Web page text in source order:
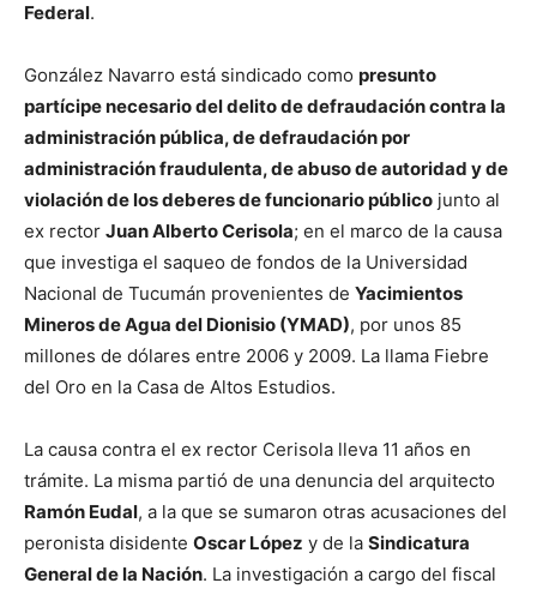
Federal.
González Navarro está sindicado como presunto
partícipe necesario del delito de defraudación contra la
administración pública, de defraudación por
administración fraudulenta, de abuso de autoridad y de
violación de los deberes de funcionario público junto al
ex rector Juan Alberto Cerisola; en el marco de la causa
que investiga el saqueo de fondos de la Universidad
Nacional de Tucumán provenientes de Yacimientos
Mineros de Agua del Dionisio (YMAD), por unos 85
millones de dólares entre 2006 y 2009. La llama Fiebre
del Oro en la Casa de Altos Estudios.
La causa contra el ex rector Cerisola lleva 11 años en
trámite. La misma partió de una denuncia del arquitecto
Ramón Eudal, a la que se sumaron otras acusaciones del
peronista disidente Oscar López y de la Sindicatura
General de la Nación. La investigación a cargo del fiscal